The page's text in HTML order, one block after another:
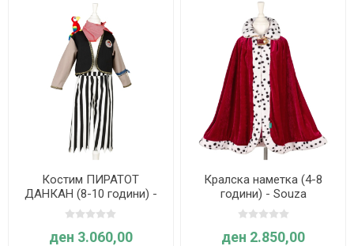
Костим ПИРАТОТ
ДАНКАН (8-10 години) -
Souza
ден 3.060,00
Кралска наметка (4-8
години) - Souza
ден 2.850,00